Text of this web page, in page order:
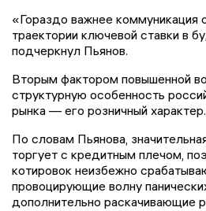
«Гораздо важнее коммуникация
траектории ключевой ставки в
подчеркнул Пьянов.
Вторым фактором повышенной
структурную особенность
рынка — его розничный характер.
По словам Пьянова,
торгует с кредитным плечом,
котировок неизбежно
провоцирующие волну
дополнительно раскачивающие